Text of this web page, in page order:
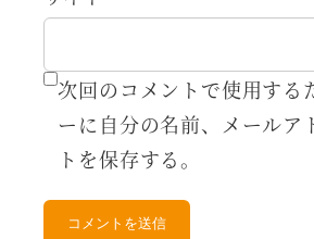
次回のコメントで使用する
ーに自分の名前、メールア
トを保存する。